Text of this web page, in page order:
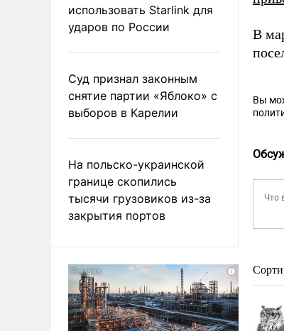
использовать Starlink для
ударов по России
Суд признал законным
снятие партии «Яблоко» с
выборов в Карелии
На польско-украинской
границе скопились
тысячи грузовиков из-за
закрытия портов
В
Вы